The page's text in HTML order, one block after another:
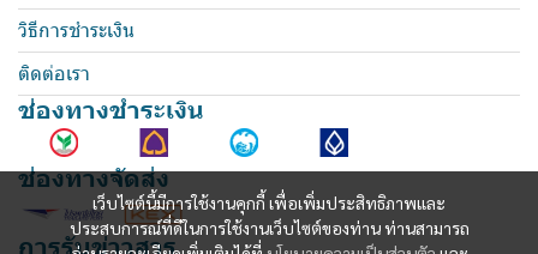
เว็บไซต์นี้มีการใช้งานคุกกี้ เพื่อเพิ่มประสิทธิภาพและ
ประสบการณ์ที่ดีในการใช้งานเว็บไซต์ของท่าน ท่านสามารถ
วิธีการชำระเงิน
ติดต่อเรา
ช่องทางชำระเงิน
ช่องทางจัดส่ง
การรับข่าวสาร